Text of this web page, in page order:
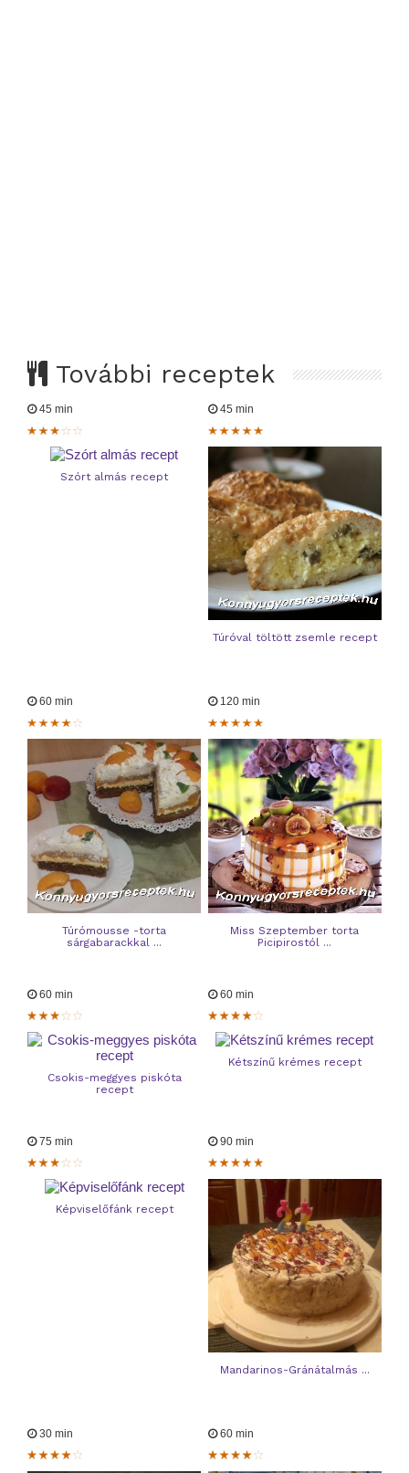
További receptek
45 min
Szórt almás recept
45 min
Túróval töltött zsemle recept
60 min
Túrómousse -torta
sárgabarackkal ...
120 min
Miss Szeptember torta
Picipirostól ...
60 min
Csokis-meggyes piskóta
recept
60 min
Kétszínű krémes recept
75 min
Képviselőfánk recept
90 min
Mandarinos-Gránátalmás ...
30 min 60 min